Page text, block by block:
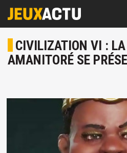
CIVILIZATION VI :
AMANITORÉ SE